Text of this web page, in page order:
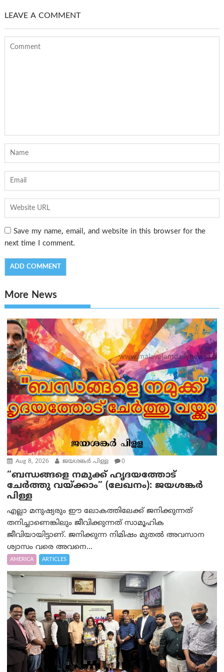
LEAVE A COMMENT
Save my name, email, and website in this browser for the
next time I comment.
More News
Aug 8, 2026 ജയശങ്കര്‍ പിള്ള 0
“ബന്ധങ്ങളെ നമുക്ക് ഹൃദയത്തോട്
ചേർത്തു വയ്ക്കാം” (ലേഖനം): ജയശങ്കര്‍
പിള്ള
എല്ലാ മനുഷ്യരും ഈ ലോകത്തിലേക്ക് ജനിക്കുന്നത്
തനിച്ചാണെങ്കിലും ജീവിക്കുന്നത് സാമൂഹിക
ജീവിയായിട്ടാണ്. ജനിക്കുന്ന നിമിഷം മുതൽ അവസാന
ശ്വാസം വരെ അവനെ...
AMERICA ARTICLES